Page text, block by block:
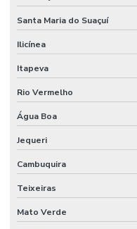
Soluções de engenharia e
Soluções de engenharia
Terceirização de facilities
Terceirização de funcionários
Terceirização de jardinagem
Terceirização de limpeza
Terceirização de
Terceirização de mão de obra
Santa Maria do Suaçuí
Ilicínea
Itapeva
Rio Vermelho
Água Boa
Jequeri
Cambuquira
Teixeiras
Mato Verde